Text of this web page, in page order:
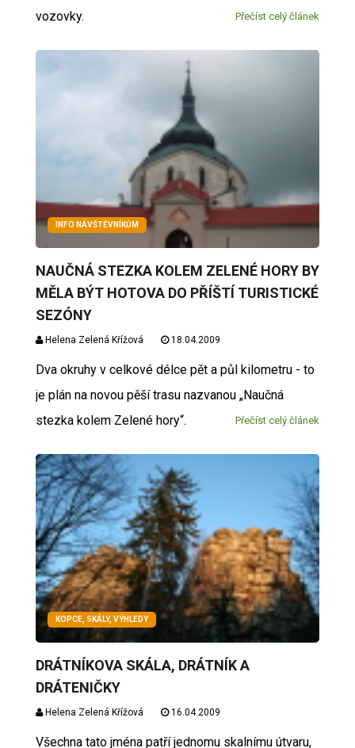
vozovky.
Přečíst celý článek
INFO NÁVŠTĚVNÍKŮM
NAUČNÁ STEZKA KOLEM ZELENÉ HORY BY
MĚLA BÝT HOTOVA DO PŘÍŠTÍ TURISTICKÉ
SEZÓNY
Helena Zelená Křížová 18.04.2009
Dva okruhy v celkové délce pět a půl kilometru - to
je plán na novou pěší trasu nazvanou „Naučná
stezka kolem Zelené hory“.
Přečíst celý článek
KOPCE, SKÁLY, VÝHLEDY
DRÁTNÍKOVA SKÁLA, DRÁTNÍK A
DRÁTENIČKY
Helena Zelená Křížová 16.04.2009
Všechna tato jména patří jednomu skalnímu útvaru,